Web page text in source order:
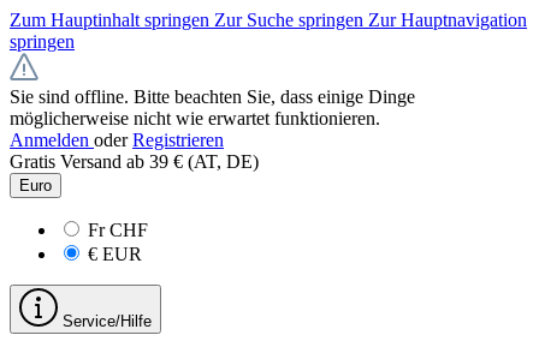
Zum Hauptinhalt springen Zur Suche springen Zur Hauptnavigation
springen
Sie sind offline. Bitte beachten Sie, dass einige Dinge
möglicherweise nicht wie erwartet funktionieren.
Anmelden oder Registrieren
Gratis Versand ab 39 € (AT, DE)
Euro
FrCHF
€ EUR
Service/Hilfe